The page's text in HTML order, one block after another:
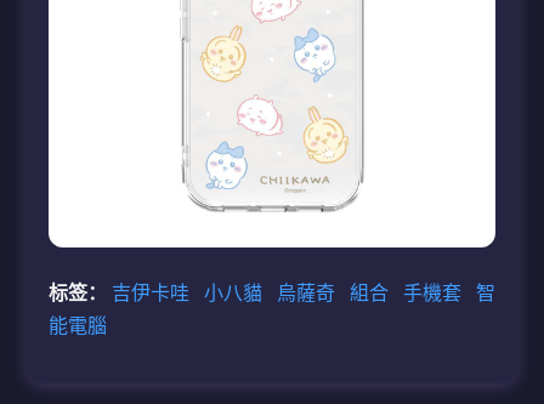
标签： 吉伊卡哇 小八貓 烏薩奇 組合 手機套 智
能電腦